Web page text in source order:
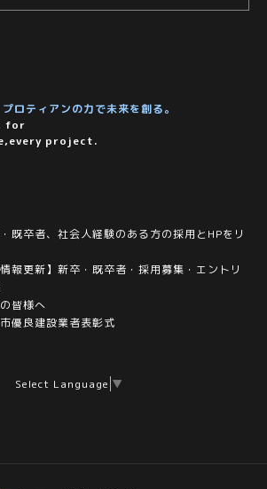
ロティアンの力で未来を創る。
for
project.
既卒者、社会人経験のある方の採用とHPをリ
情報更新】新卒・既卒者・採用募集・エントリ
皆様へ
優良建設業者表彰式
Select Language ▼